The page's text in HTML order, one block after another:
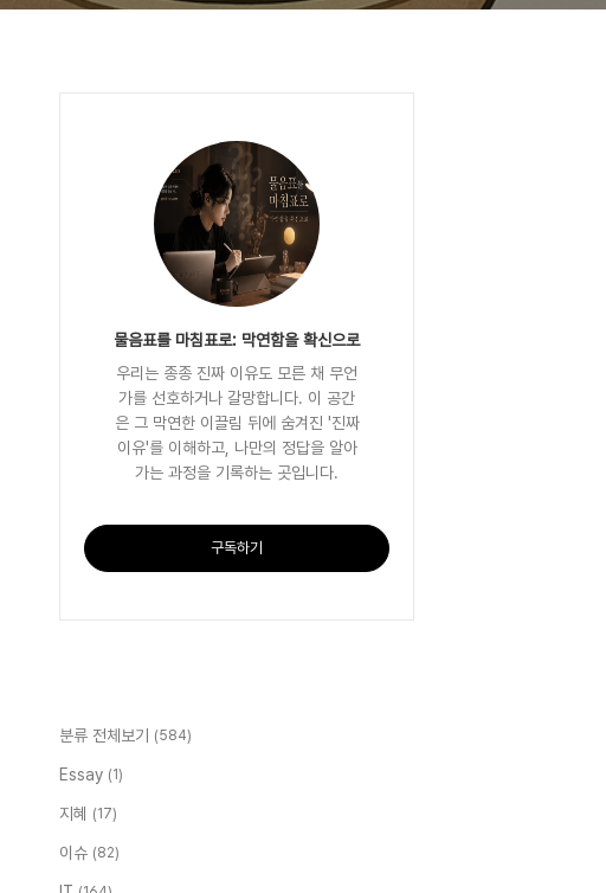
물음표를 마침표로: 막연함을 확신으로
우리는 종종 진짜 이유도 모른 채 무언
가를 선호하거나 갈망합니다. 이 공간
은 그 막연한 이끌림 뒤에 숨겨진 '진짜
이유'를 이해하고, 나만의 정답을 알아
가는 과정을 기록하는 곳입니다.
구독하기
분류 전체보기 (584)
Essay (1)
지혜 (17)
이슈 (82)